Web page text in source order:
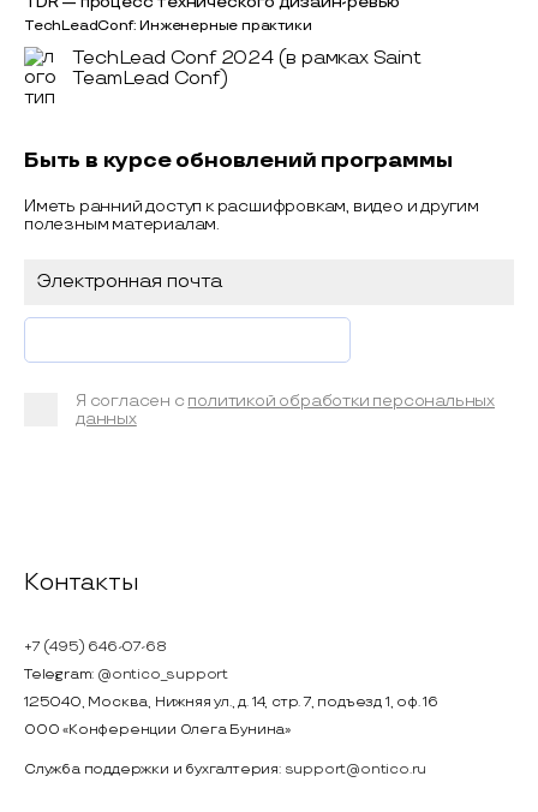
TechLeadConf: Инженерные практики
TechLead Conf 2024 (в рамках Saint
TeamLead Conf)
Быть в курсе обновлений программы
Иметь ранний доступ к расшифровкам, видео и другим
полезным материалам.
Я согласен с политикой обработки персональных
данных
Контакты
+7 (495) 646-07-68
Telegram: @ontico_support
125040, Москва, Нижняя ул., д. 14, стр. 7, подъезд 1, оф. 16
ООО «Конференции Олега Бунина»
Служба поддержки и бухгалтерия: support@ontico.ru